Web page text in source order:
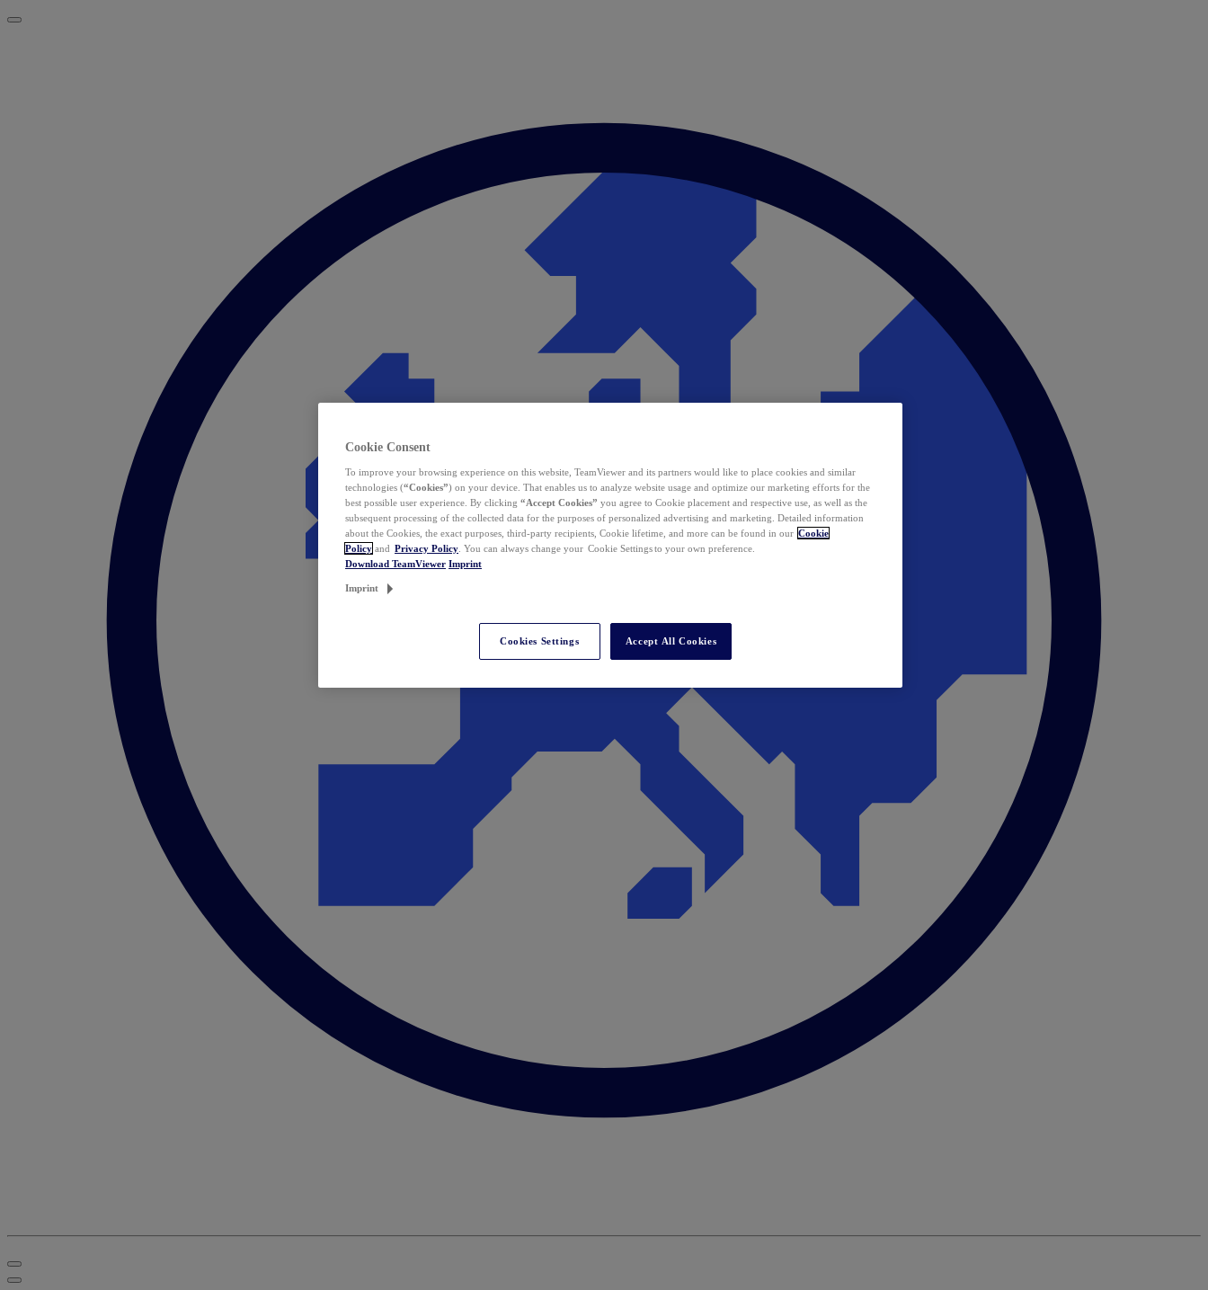
Cookie Consent
To improve your browsing experience on this website, TeamViewer and its partners would like to place cookies and similar
technologies (“Cookies”) on your device. That enables us to analyze website usage and optimize our marketing efforts for the
best possible user experience. By clicking “Accept Cookies” you agree to Cookie placement and respective use, as well as the
subsequent processing of the collected data for the purposes of personalized advertising and marketing. Detailed information
about the Cookies, the exact purposes, third-party recipients, Cookie lifetime, and more can be found in our Cookie
Policy and Privacy Policy . You can always change your Cookie Settings to your own preference.
Download TeamViewer Imprint
Imprint
Cookies Settings Accept All Cookies